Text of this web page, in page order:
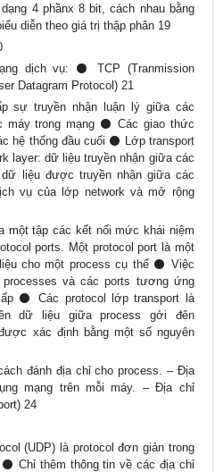
4 phầnx 8 bit, cách nhau bằng
diễn theo giá trị thập phân 19
dịch vụ: ⚫ TCP (Tranmission
Datagram Protocol) 21
sự truyền nhận luận lý giữa các
máy trong mạng ⚫ Các giao thức
hệ thống đầu cuối ⚫ Lớp transport
layer: dữ liệu truyền nhận giữa các
dữ liệu được truyền nhận giữa các
vụ của lớp network và mở rộng
một tập các kết nối mức khái niệm
ports. Một protocol port là một
cho một process cụ thể ⚫ Việc
và các ports tương ứng
⚫ Các protocol lớp transport là
dữ liệu giữa process gởi đên
xác định bằng một số nguyên
đánh địa chỉ cho process. – Địa
mạng trên mỗi máy. – Địa chỉ
24
(UDP) là protocol đơn giản trong
Chỉ thêm thông tin về các địa chỉ